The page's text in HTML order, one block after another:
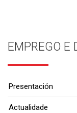
EMPREGO E
Presentación
Actualidade